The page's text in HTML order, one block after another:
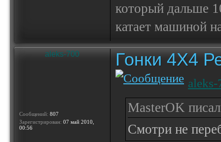
который дальше
катает машиной
aleks-700
Сообщений: 807
Зарегистрирован: 07 май 2010,
00:56
Гонки 4Х4
aleks-
MasterOK
Смотри не